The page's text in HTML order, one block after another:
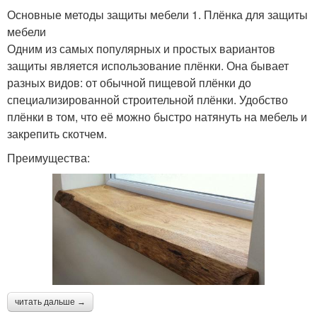
Основные методы защиты мебели 1. Плёнка для защиты
мебели
Одним из самых популярных и простых вариантов
защиты является использование плёнки. Она бывает
разных видов: от обычной пищевой плёнки до
специализированной строительной плёнки. Удобство
плёнки в том, что её можно быстро натянуть на мебель и
закрепить скотчем.
Преимущества:
читать дальше →